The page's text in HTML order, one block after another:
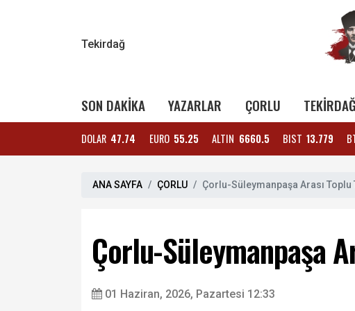
Tekirdağ
SON DAKİKA YAZARLAR ÇORLU TEKİRDAĞ
DOLAR 47.74 EURO 55.25 ALTIN 6660.5 BIST 13.779
ANA SAYFA ÇORLU Çorlu-Süleymanpaşa Arası Toplu
Çorlu-Süleymanpaşa
01 Haziran, 2026, Pazartesi 12:33